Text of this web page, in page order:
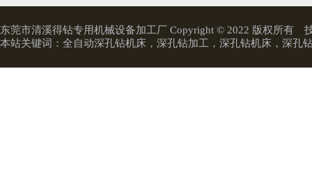
东莞市清溪得钻专用机械设备加工厂 Copyright © 2022 版权所有
本站关键词： 全自动深孔钻机床 ， 深孔钻加工 ， 深孔钻机床 ， 深孔